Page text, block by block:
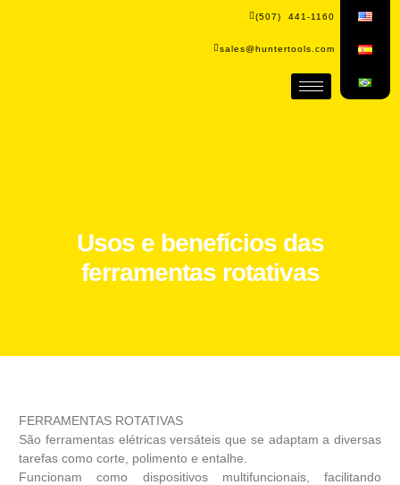
(507) 441-1160
sales@huntertools.com
Usos e benefícios das
ferramentas rotativas
FERRAMENTAS ROTATIVAS
São ferramentas elétricas versáteis que se adaptam a diversas
tarefas como corte, polimento e entalhe.
Funcionam como dispositivos multifuncionais, facilitando